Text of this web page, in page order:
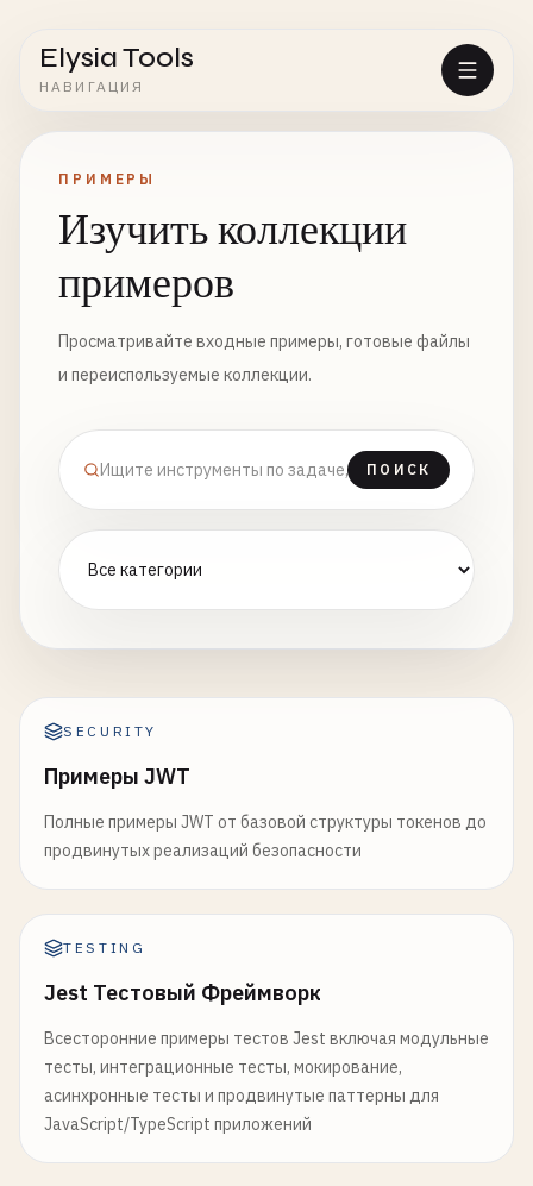
Elysia Tools
НАВИГАЦИЯ
ПРИМЕРЫ
Изучить коллекции
примеров
Просматривайте входные примеры, готовые файлы
и переиспользуемые коллекции.
ПОИСК
SECURITY
Примеры JWT
Полные примеры JWT от базовой структуры токенов до
продвинутых реализаций безопасности
TESTING
Jest Тестовый Фреймворк
Всесторонние примеры тестов Jest включая модульные
тесты, интеграционные тесты, мокирование,
асинхронные тесты и продвинутые паттерны для
JavaScript/TypeScript приложений